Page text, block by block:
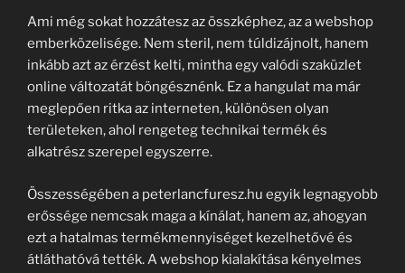
Ami még sokat hozzátesz az összképhez, az a webshop
emberközelisége. Nem steril, nem túldizájnolt, hanem
inkább azt az érzést kelti, mintha egy valódi szaküzlet
online változatát böngésznénk. Ez a hangulat ma már
meglepően ritka az interneten, különösen olyan
területeken, ahol rengeteg technikai termék és
alkatrész szerepel egyszerre.
Összességében a peterlancfuresz.hu egyik legnagyobb
erőssége nemcsak maga a kínálat, hanem az, ahogyan
ezt a hatalmas termékmennyiséget kezelhetővé és
átláthatóvá tették. A webshop kialakítása kényelmes